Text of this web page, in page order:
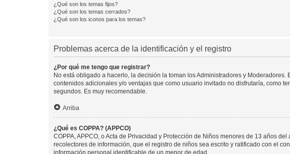
¿Qué son los temas fijos?
¿Qué son los temas cerrados?
¿Qué son los iconos para los temas?
Problemas acerca de la identificación y el registro
¿Por qué me tengo que registrar?
No está obligado a hacerlo, la decisión la toman los Administradores y
contenidos adicionales y/o ventajas que como usuario invitado no disfrutaría, como
segundos. Es muy recomendable.
Arriba
¿Qué es COPPA? (APPCO)
COPPA, APPCO, o Acta de Privacidad y Protección de Niños menores de 13 años
recolectores de información, que el registro de niños sea escrito y ratificado con el
información personal identificable de un menor de edad.